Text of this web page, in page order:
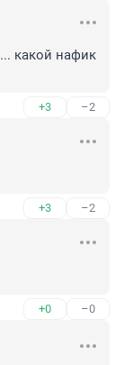
какой нафик
+3 –2
+3 –2
+0 –0